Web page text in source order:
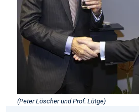
(Peter Löscher und Prof. Lütge)